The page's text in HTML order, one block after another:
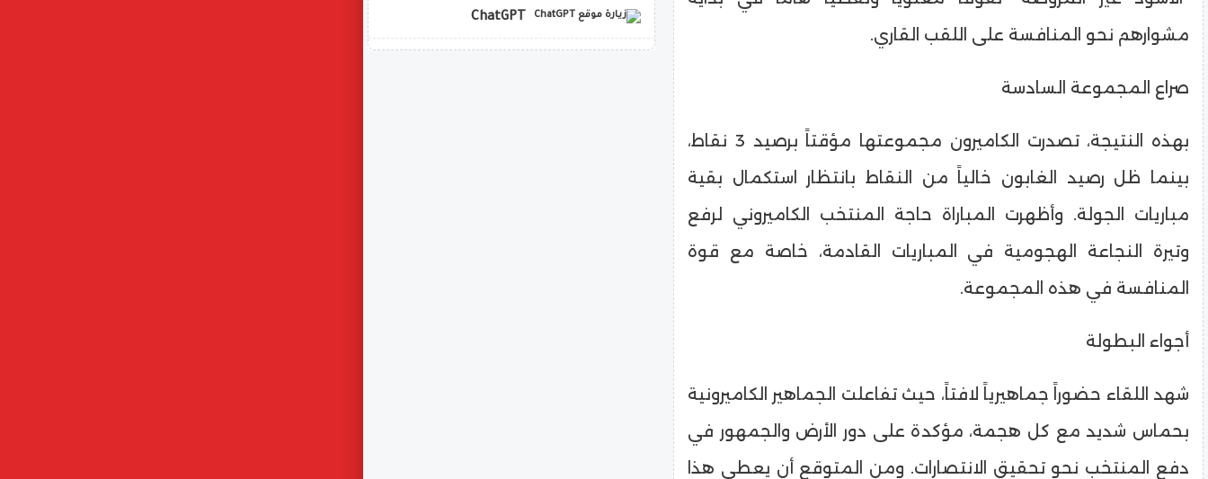
مشوارهم نحو المنافسة على اللقب القاري.
​صراع المجموعة السادسة
​بهذه النتيجة، تصدرت الكاميرون مجموعتها مؤقتاً برصيد 3 نقاط،
بينما ظل رصيد الغابون خالياً من النقاط بانتظار استكمال بقية
مباريات الجولة. وأظهرت المباراة حاجة المنتخب الكاميروني لرفع
وتيرة النجاعة الهجومية في المباريات القادمة، خاصة مع قوة
المنافسة في هذه المجموعة.
​أجواء البطولة
​شهد اللقاء حضوراً جماهيرياً لافتاً، حيث تفاعلت الجماهير الكاميرونية
بحماس شديد مع كل هجمة، مؤكدة على دور الأرض والجمهور في
دفع المنتخب نحو تحقيق الانتصارات. ومن المتوقع أن يعطي هذا